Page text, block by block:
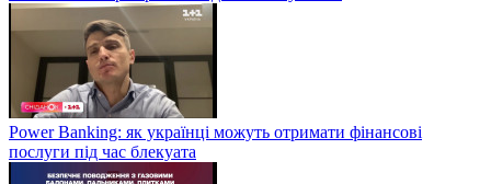
Power Banking: як українці можуть отримати фінансові
послуги під час блекуата